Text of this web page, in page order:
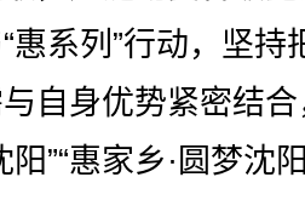
惠系列”行动，坚持
自身优势紧密结
”“惠家乡·圆梦沈